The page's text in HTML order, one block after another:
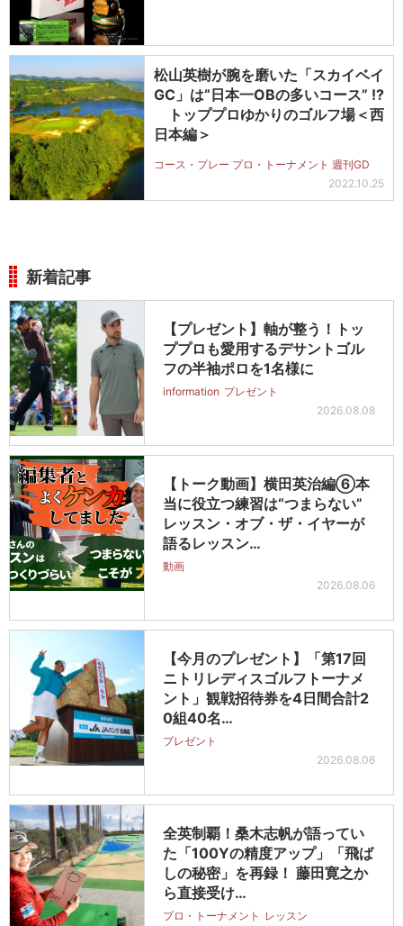
松山英樹が腕を磨いた「スカイベイ
GC」は“日本一OBの多いコース” !?
トッププロゆかりのゴルフ場＜西
日本編＞
コース・プレー プロ・トーナメント 週刊GD
2022.10.25
新着記事
【プレゼント】軸が整う！トッ
ププロも愛用するデサントゴル
フの半袖ポロを1名様に
information プレゼント
2026.08.08
【トーク動画】横田英治編⑥本
当に役立つ練習は“つまらない”
レッスン・オブ・ザ・イヤーが
語るレッスン…
動画
2026.08.06
【今月のプレゼント】「第17回
ニトリレディスゴルフトーナメ
ント」観戦招待券を4日間合計2
0組40名…
プレゼント
2026.08.06
全英制覇！桑木志帆が語ってい
た「100Yの精度アップ」「飛ば
しの秘密」を再録！ 藤田寛之か
ら直接受け…
プロ・トーナメント レッスン